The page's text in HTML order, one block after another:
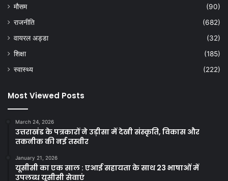
मौसम
(90)
राजनीति
(682)
वायरल अड्डा
(32)
शिक्षा
(185)
स्वास्थ्य
(222)
Most Viewed Posts
March 24, 2026
उत्तराखंड के पत्रकारों ने उड़ीसा में देखी संस्कृति, विकास और
तकनीक की नई तस्वीर
January 21, 2026
यूसीसी का एक साल : एआई सहायता के साथ 23 भाषाओं में
उपलब्ध यूसीसी सेवाएं